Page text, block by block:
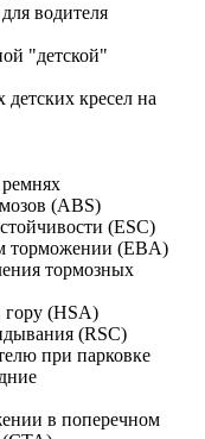
водителя
"детской"
кресел на
(ABS)
(ESC)
торможении (EBA)
тормозных
гору (HSA)
(RSC)
при парковке
в поперечном